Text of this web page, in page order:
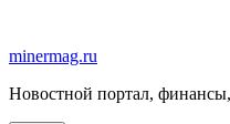
содержимому
minermag.ru
Новостной портал,